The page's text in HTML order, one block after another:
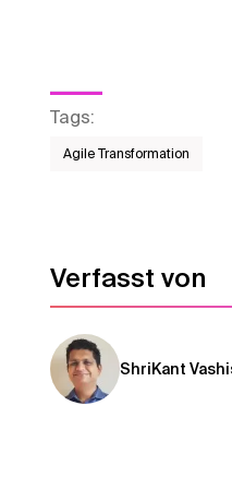
Tags:
Agile Transformation
Verfasst von
ShriKant